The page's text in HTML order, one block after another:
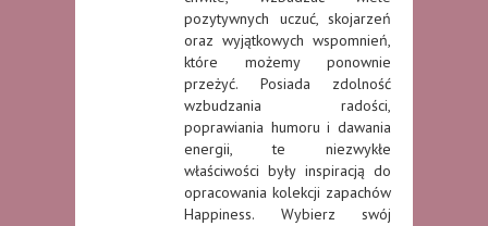
pozytywnych uczuć, skojarzeń
oraz wyjątkowych wspomnień,
które możemy ponownie
przeżyć. Posiada zdolność
wzbudzania radości,
poprawiania humoru i dawania
energii, te niezwykłe
właściwości były inspiracją do
opracowania kolekcji zapachów
Happiness. Wybierz swój